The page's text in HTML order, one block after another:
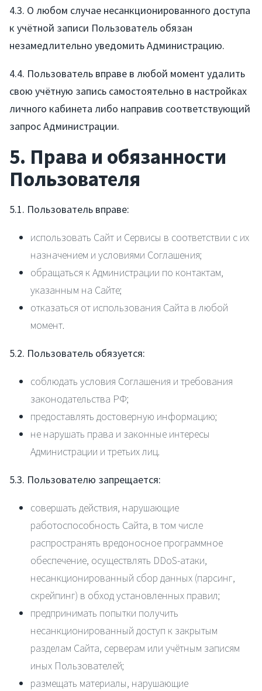
4.3. О любом случае несанкционированного доступа
к учётной записи Пользователь обязан
незамедлительно уведомить Администрацию.
4.4. Пользователь вправе в любой момент удалить
свою учётную запись самостоятельно в настройках
личного кабинета либо направив соответствующий
запрос Администрации.
5. Права и обязанности
Пользователя
5.1. Пользователь вправе:
использовать Сайт и Сервисы в соответствии с их
назначением и условиями Соглашения;
обращаться к Администрации по контактам,
указанным на Сайте;
отказаться от использования Сайта в любой
момент.
5.2. Пользователь обязуется:
соблюдать условия Соглашения и требования
законодательства РФ;
предоставлять достоверную информацию;
не нарушать права и законные интересы
Администрации и третьих лиц.
5.3. Пользователю запрещается:
совершать действия, нарушающие
работоспособность Сайта, в том числе
распространять вредоносное программное
обеспечение, осуществлять DDoS-атаки,
несанкционированный сбор данных (парсинг,
скрейпинг) в обход установленных правил;
предпринимать попытки получить
несанкционированный доступ к закрытым
разделам Сайта, серверам или учётным записям
иных Пользователей;
размещать материалы, нарушающие